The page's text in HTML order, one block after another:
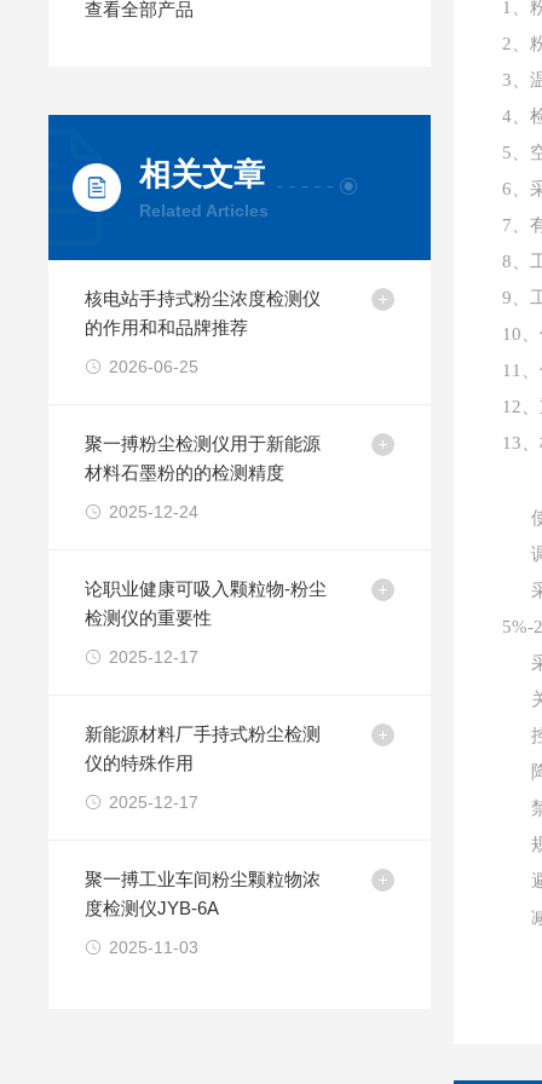
查看全部产品
相关文章
Related Articles
核电站手持式粉尘浓度检测仪
的作用和和品牌推荐
2026-06-25
聚一搏粉尘检测仪用于新能源
材料石墨粉的的检测精度
2025-12-24
论职业健康可吸入颗粒物-粉尘
检测仪的重要性
2025-12-17
新能源材料厂手持式粉尘检测
仪的特殊作用
2025-12-17
聚一搏工业车间粉尘颗粒物浓
度检测仪JYB-6A
2025-11-03
1、
2、
3、
4、
5、
6、
7、
8、
9、
10
11
12
13
5%-